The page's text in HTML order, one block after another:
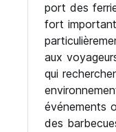
port des
fort
aux
qui
événements
des